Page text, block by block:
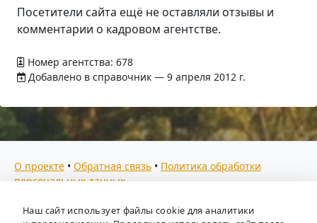
Посетители сайта ещё не оставляли отзывы и
комментарии о кадровом агентстве.
Номер агентства: 678
Добавлено в справочник — 9 апреля 2012 г.
О проекте • Обратная связь • Политика обработки
персональных данных
Мы собираем отзывы, составляем рейтинги и
Наш сайт использует файлы cookie для аналитики